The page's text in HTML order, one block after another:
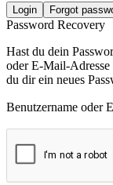
Login Forgot
Password Recovery
Hast du dein
oder E-Mail-
du dir ein neues
Benutzername oder